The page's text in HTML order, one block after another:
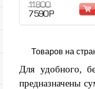
11 800
7 590 Р
Товаров на
Для удобного,
предназначены